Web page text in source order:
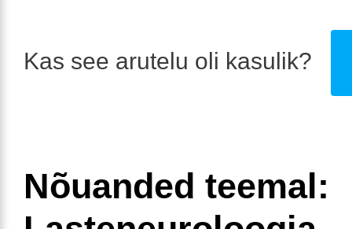
Kas see arutelu oli kasulik?
Nõuanded teemal: